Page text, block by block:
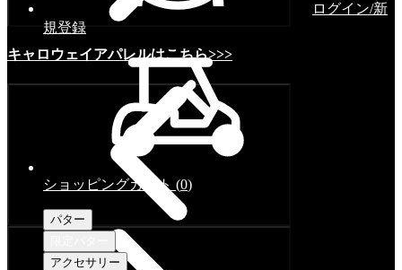
キャロウェイアパレルはこちら>>>
ログイン/新
規登録
ショッピングカート (0)
パター
アクセサリー